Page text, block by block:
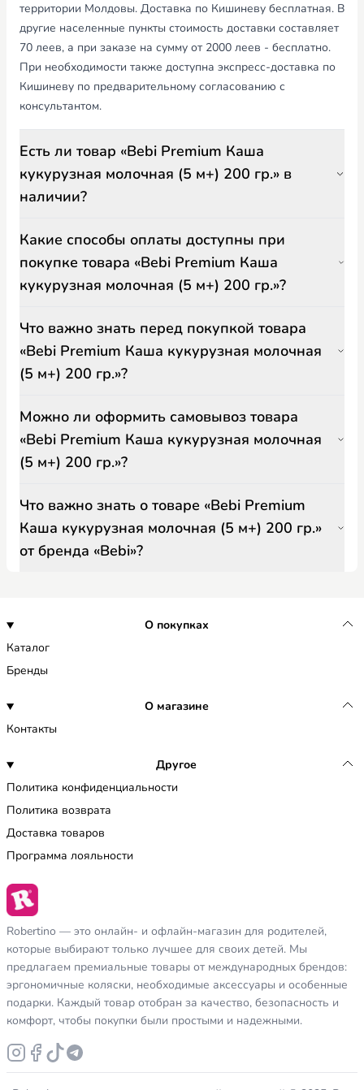
территории Молдовы. Доставка по Кишиневу бесплатная. В
другие населенные пункты стоимость доставки составляет
70 леев, а при заказе на сумму от 2000 леев - бесплатно.
При необходимости также доступна экспресс-доставка по
Кишиневу по предварительному согласованию с
консультантом.
Есть ли товар «Bebi Premium Каша
кукурузная молочная (5 м+) 200 гр.» в
наличии?
Какие способы оплаты доступны при
покупке товара «Bebi Premium Каша
кукурузная молочная (5 м+) 200 гр.»?
Что важно знать перед покупкой товара
«Bebi Premium Каша кукурузная молочная
(5 м+) 200 гр.»?
Можно ли оформить самовывоз товара
«Bebi Premium Каша кукурузная молочная
(5 м+) 200 гр.»?
Что важно знать о товаре «Bebi Premium
Каша кукурузная молочная (5 м+) 200 гр.»
от бренда «Bebi»?
О покупках
Каталог
Бренды
О магазине
Контакты
Другое
Политика конфиденциальности
Политика возврата
Доставка товаров
Программа лояльности
Robertino — это онлайн- и офлайн-магазин для родителей,
которые выбирают только лучшее для своих детей. Мы
предлагаем премиальные товары от международных брендов:
эргономичные коляски, необходимые аксессуары и особенные
подарки. Каждый товар отобран за качество, безопасность и
комфорт, чтобы покупки были простыми и надежными.